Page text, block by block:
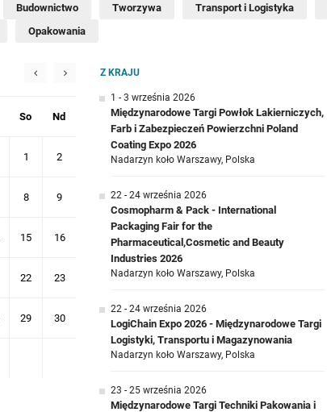
Budownictwo Tworzywa Transport i Logistyka
Opakowania
So Nd
1 2
8 9
15 16
22 23
29 30
Z KRAJU
1 - 3 września 2026
Międzynarodowe Targi Powłok Lakierniczych,
Farb i Zabezpieczeń Powierzchni Poland
Coating Expo 2026
Nadarzyn koło Warszawy, Polska
22 - 24 września 2026
Cosmopharm & Pack - International
Packaging Fair for the
Pharmaceutical,Cosmetic and Beauty
Industries 2026
Nadarzyn koło Warszawy, Polska
22 - 24 września 2026
LogiChain Expo 2026 - Międzynarodowe Targi
Logistyki, Transportu i Magazynowania
Nadarzyn koło Warszawy, Polska
23 - 25 września 2026
Międzynarodowe Targi Techniki Pakowania i